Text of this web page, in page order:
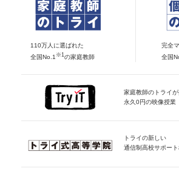
110万人に選ばれた
全国No.1 ※1 の家庭教師
完全
全国
家庭教師のトライ
永久0円の映像授業
トライの新しい
通信制高校サポー